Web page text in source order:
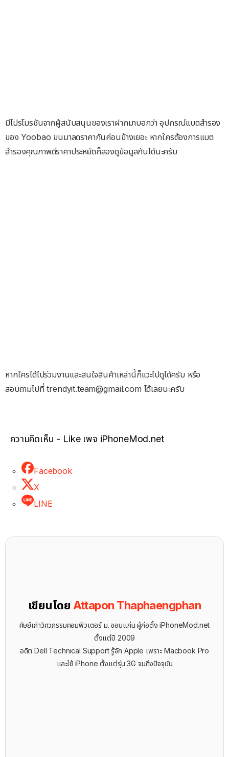
มีโปรโมรชันจากผู้สนับสนุนของเราฝากมาบอกว่า อุปกรณ์แบตสำรอง
ของ Yoobao ขนมาลดราคากันค่อนข้างเยอะ หากใครต้องการแบต
สำรองคุณภาพดีราคาประหยัดก็ลองดูข้อมูลกันได้นะครับ
หากใครได้ไปร่วมงานและสนใจสินค้าเหล่านี้ก็แวะไปดูได้ครับ หรือ
สอบถามไปที่trendyit.team@gmail.com ได้เลยนะครับ
ความคิดเห็น - Like เพจ iPhoneMod.net
Facebook
X
LINE
เขียนโดย Attapon Thaphaengphan
ศิษย์เก่าวิศวกรรมคอมพิวเตอร์ ม. ขอนแก่น ผู้ก่อตั้ง iPhoneMod.net
ตั้งแต่ปี 2009
อดีต Dell Technical Support รู้จัก ​Apple เพราะ Macbook Pro
และใช้ iPhone ตั้งแต่รุ่น 3G จนถึงปัจจุบัน